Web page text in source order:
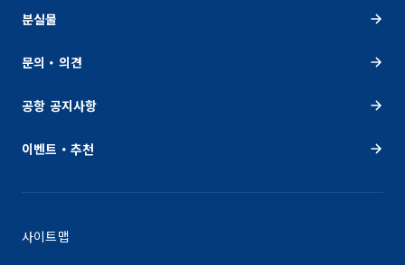
분실물
문의・의견
공항 공지사항
이벤트・추천
사이트맵